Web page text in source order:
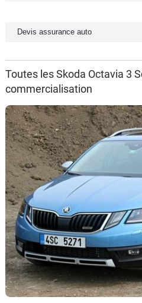
Marques
Devis assurance auto
Toutes les Skoda Octavia 3
commercialisation